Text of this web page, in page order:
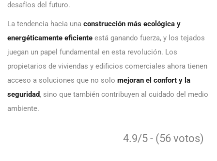
desafíos del futuro.
La tendencia hacia una construcción más ecológica y
energéticamente eficiente está ganando fuerza, y los tejados
juegan un papel fundamental en esta revolución. Los
propietarios de viviendas y edificios comerciales ahora tienen
acceso a soluciones que no solo mejoran el confort y la
seguridad, sino que también contribuyen al cuidado del medio
ambiente.
4.9/5 - (56 votos)